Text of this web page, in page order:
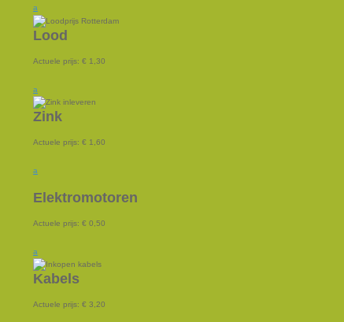
a
Lood
Actuele prijs: € 1,30
a
Zink
Actuele prijs: € 1,60
a
Elektromotoren
Actuele prijs: € 0,50
a
Kabels
Actuele prijs: € 3,20